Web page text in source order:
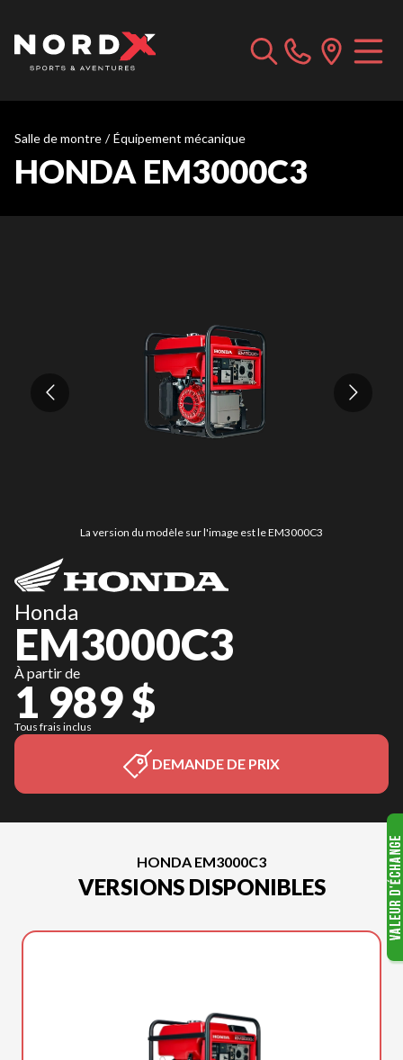
Salle de montre / Équipement mécanique
HONDA EM3000C3
La version du modèle sur l'image est le EM3000C3
Honda
EM3000C3
À partir de
1 989 $
Tous frais inclus
DEMANDE DE PRIX
HONDA EM3000C3
VERSIONS DISPONIBLES